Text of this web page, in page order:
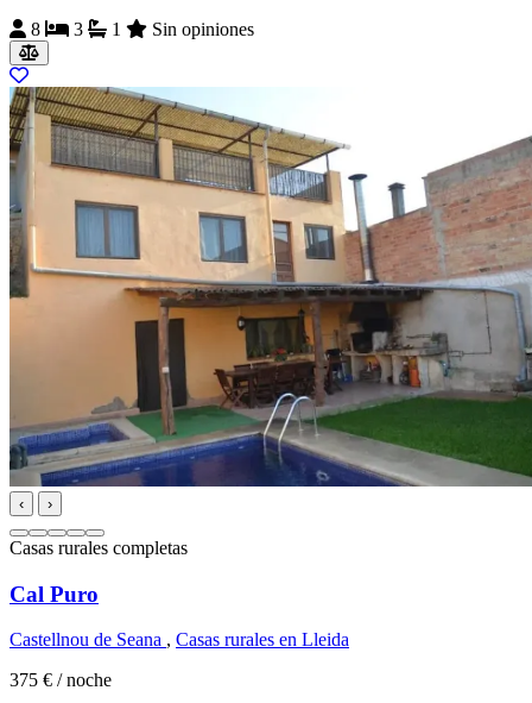
8
3 1 Sin opiniones
‹ ›
Casas rurales completas
Cal Puro
Castellnou de Seana , Casas rurales en Lleida
375 € / noche